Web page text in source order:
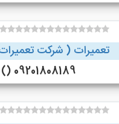
تعمیرات ( شرکت تعمیرات
09201808189 ()